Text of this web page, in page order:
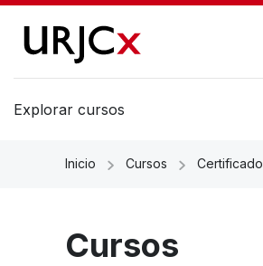
Explorar cursos
Inicio Cursos Certificado
Cursos